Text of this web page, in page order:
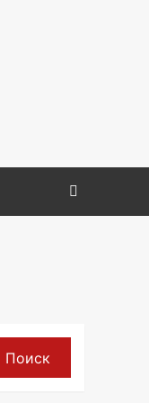
Поиск